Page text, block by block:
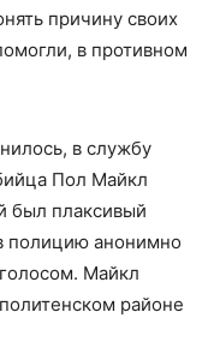
причину своих
в противном
в службу
Пол Майкл
был плаксивый
полицию анонимно
Майкл
районе